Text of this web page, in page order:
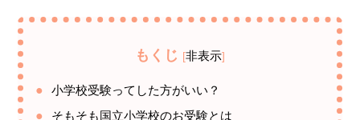
もくじ [非表示]
小学校受験ってした方がいい？
そもそも国立小学校のお受験とは